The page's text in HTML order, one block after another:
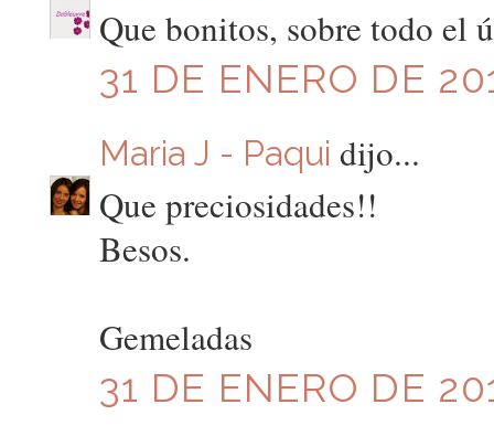
Que bonitos, sobre todo el
31 DE ENERO DE
Maria J - Paqui dijo...
Que preciosidades!!
Besos.
Gemeladas
31 DE ENERO DE